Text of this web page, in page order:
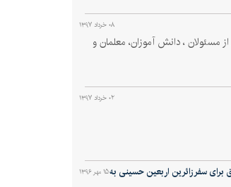
۰۸ خرداد ۱۳۹۷
، دانش آموزان، معلمان و
۰۲ خرداد ۱۳۹۷
۱۵ مهر ۱۳۹۶برای سفر زائرین اربعین حسینی به